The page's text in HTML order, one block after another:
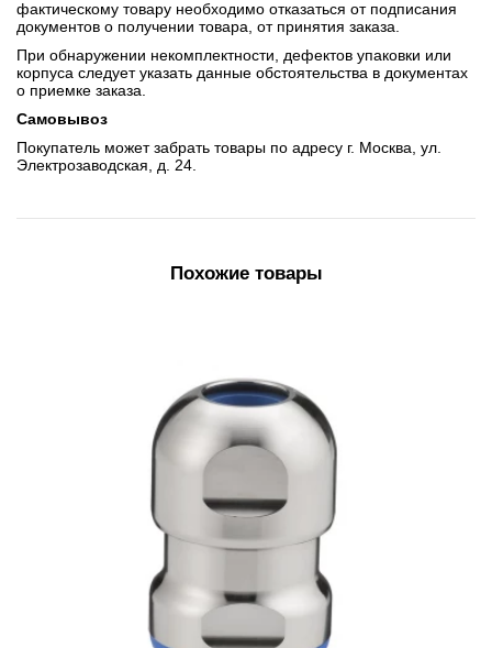
фактическому товару необходимо отказаться от подписания
документов о получении товара, от принятия заказа.
При обнаружении некомплектности, дефектов упаковки или
корпуса следует указать данные обстоятельства в документах
о приемке заказа.
Самовывоз
Покупатель может забрать товары по адресу г. Москва, ул.
Электрозаводская, д. 24.
Похожие товары